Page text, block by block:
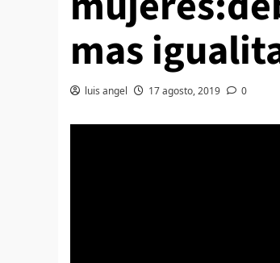
mas
luis angel 17 agosto, 2019 0